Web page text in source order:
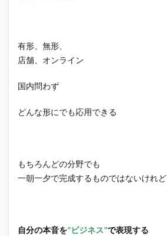
有形、無形、
店舗、オンライン
国内問わず
どんな形にでも応用できる
もちろんどの分野でも
一朝一夕で完成するものではないけれど
自分の本音を”ビジネス”で表現する